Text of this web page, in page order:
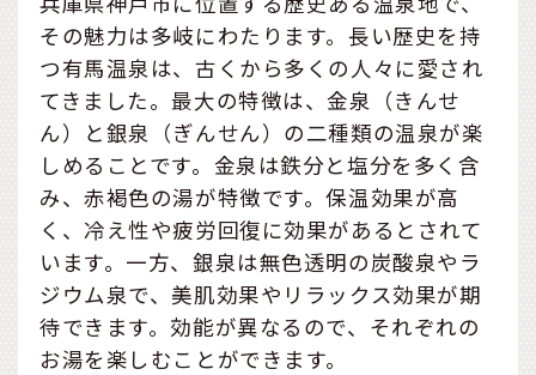
その魅力は多岐にわたります。長い歴史を持
つ有馬温泉は、古くから多くの人々に愛され
てきました。最大の特徴は、金泉（きんせ
ん）と銀泉（ぎんせん）の二種類の温泉が楽
しめることです。金泉は鉄分と塩分を多く含
み、赤褐色の湯が特徴です。保温効果が高
く、冷え性や疲労回復に効果があるとされて
います。一方、銀泉は無色透明の炭酸泉やラ
ジウム泉で、美肌効果やリラックス効果が期
待できます。効能が異なるので、それぞれの
お湯を楽しむことができます。